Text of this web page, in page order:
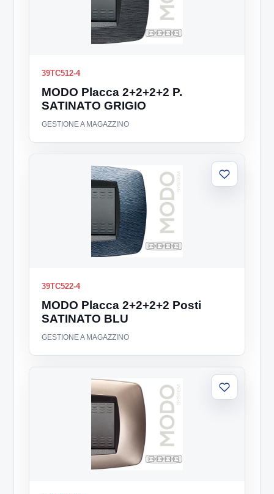
39TC512-4
MODO Placca 2+2+2+2 P.
SATINATO GRIGIO
GESTIONE A MAGAZZINO
39TC522-4
MODO Placca 2+2+2+2 Posti
SATINATO BLU
GESTIONE A MAGAZZINO
Aggiungi
alla
Aggiungi
alla